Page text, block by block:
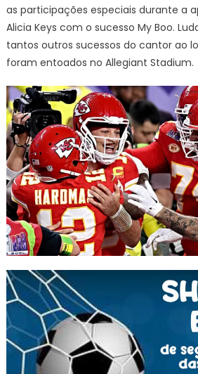
as participações especiais durante a
Alicia Keys com o sucesso My Boo.
tantos outros sucessos do cantor ao
foram entoados no Allegiant Stadium.